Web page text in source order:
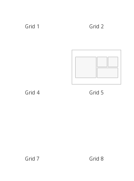
Grid 1 Grid 2
Grid 4 Grid 5
Grid 7 Grid 8